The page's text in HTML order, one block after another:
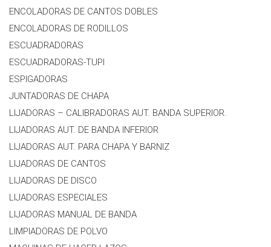
ENCOLADORAS DE CANTOS DOBLES
ENCOLADORAS DE RODILLOS
ESCUADRADORAS
ESCUADRADORAS-TUPI
ESPIGADORAS
JUNTADORAS DE CHAPA
LIJADORAS – CALIBRADORAS AUT. BANDA SUPERIOR.
LIJADORAS AUT. DE BANDA INFERIOR
LIJADORAS AUT. PARA CHAPA Y BARNIZ
LIJADORAS DE CANTOS
LIJADORAS DE DISCO
LIJADORAS ESPECIALES
LIJADORAS MANUAL DE BANDA
LIMPIADORAS DE POLVO